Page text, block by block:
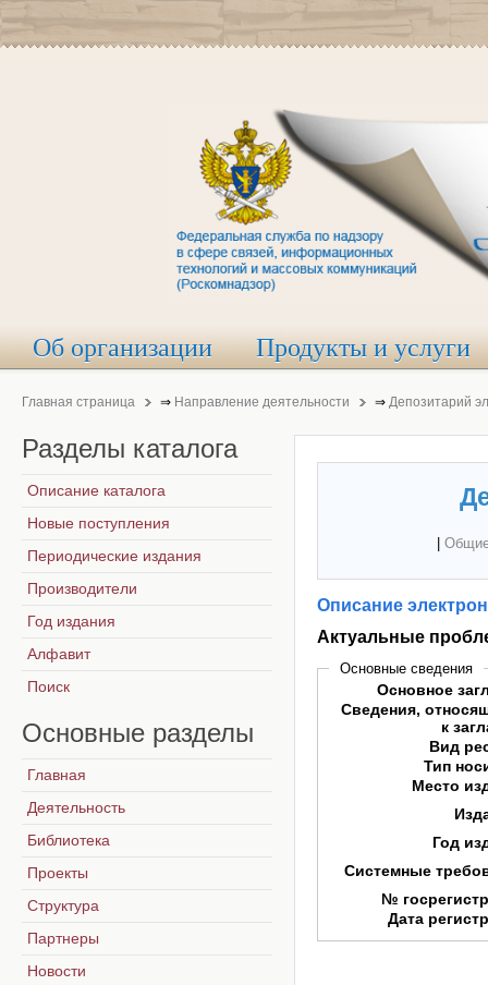
Об организации Продукты и услуги
Главная страница ⇒ Направление деятельности ⇒ Депозитарий
Описание
Актуальные
Основные сведения
Основное
Сведения,
к
Вид
Тип
Место
Год
Системные
№
Дата
Разделы каталога
Описание каталога
Новые поступления
Периодические издания
Производители
Год издания
Алфавит
Поиск
Основные разделы
Главная
Деятельность
Библиотека
Проекты
Структура
Партнеры
Новости